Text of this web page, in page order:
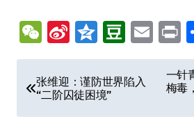
WeChat
Sina
Weibo
Qzone
章
导
张维迎：谨防世界陷入
“二阶囚徒困境”
一针
梅毒